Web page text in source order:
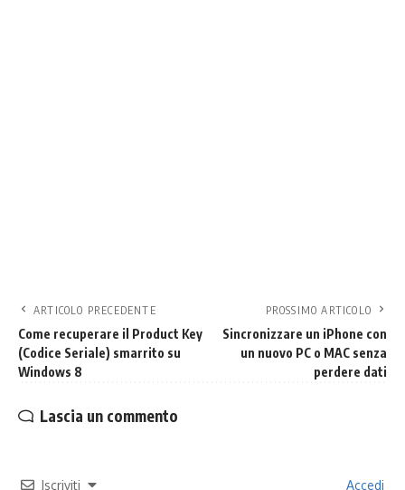
ARTICOLO PRECEDENTE
Come recuperare il Product Key
(Codice Seriale) smarrito su
Windows 8
PROSSIMO ARTICOLO
Sincronizzare un iPhone con
un nuovo PC o MAC senza
perdere dati
Lascia un commento
Iscriviti Accedi